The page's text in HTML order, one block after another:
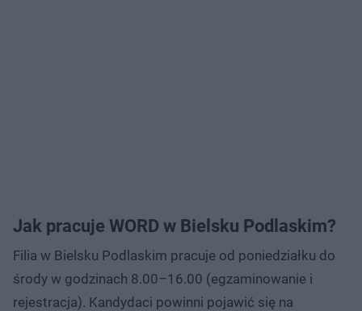
Jak pracuje WORD w Bielsku Podlaskim?
Filia w Bielsku Podlaskim pracuje od poniedziałku do
środy w godzinach 8.00–16.00 (egzaminowanie i
rejestracja). Kandydaci powinni pojawić się na